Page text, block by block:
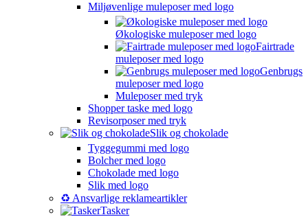
Miljøvenlige muleposer med logo
Økologiske muleposer med logo
Fairtrade
muleposer med logo
Genbrugs
muleposer med logo
Muleposer med tryk
Shopper taske med logo
Revisorposer med tryk
Slik og chokolade
Tyggegummi med logo
Bolcher med logo
Chokolade med logo
Slik med logo
♻️ Ansvarlige reklameartikler
Tasker